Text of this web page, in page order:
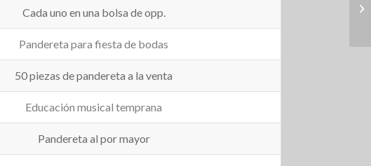
Cada uno en una bolsa de opp.
Pandereta para fiesta de bodas
50 piezas de pandereta a la venta
Educación musical temprana
Pandereta al por mayor